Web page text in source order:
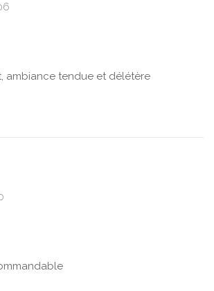
ambiance tendue et délétère